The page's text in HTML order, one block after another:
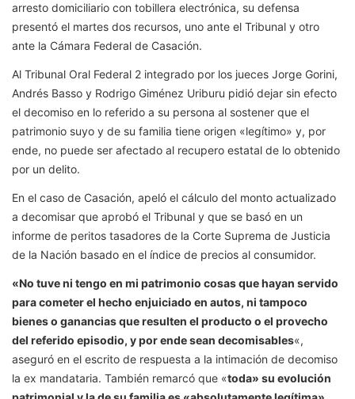
arresto domiciliario con tobillera electrónica, su defensa
presentó el martes dos recursos, uno ante el Tribunal y otro
ante la Cámara Federal de Casación.
Al Tribunal Oral Federal 2 integrado por los jueces Jorge Gorini,
Andrés Basso y Rodrigo Giménez Uriburu pidió dejar sin efecto
el decomiso en lo referido a su persona al sostener que el
patrimonio suyo y de su familia tiene origen «legítimo» y, por
ende, no puede ser afectado al recupero estatal de lo obtenido
por un delito.
En el caso de Casación, apeló el cálculo del monto actualizado
a decomisar que aprobó el Tribunal y que se basó en un
informe de peritos tasadores de la Corte Suprema de Justicia
de la Nación basado en el índice de precios al consumidor.
«No tuve ni tengo en mi patrimonio cosas que hayan servido
para cometer el hecho enjuiciado en autos, ni tampoco
bienes o ganancias que resulten el producto o el provecho
del referido episodio, y por ende sean decomisables«,
aseguró en el escrito de respuesta a la intimación de decomiso
la ex mandataria. También remarcó que «toda» su evolución